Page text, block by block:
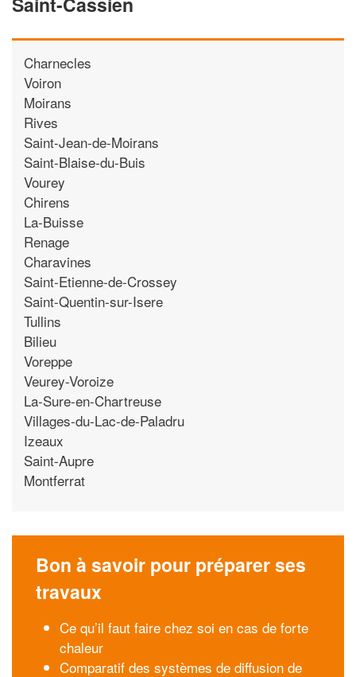
Charnecles
Voiron
Moirans
Rives
Saint-Jean-de-Moirans
Saint-Blaise-du-Buis
Vourey
Chirens
La-Buisse
Renage
Charavines
Saint-Etienne-de-Crossey
Saint-Quentin-sur-Isere
Tullins
Bilieu
Voreppe
Veurey-Voroize
La-Sure-en-Chartreuse
Villages-du-Lac-de-Paladru
Izeaux
Saint-Aupre
Montferrat
Bon à savoir pour préparer ses
travaux
Ce qu’il faut faire chez soi en cas de forte
chaleur
Comparatif des systèmes de diffusion de